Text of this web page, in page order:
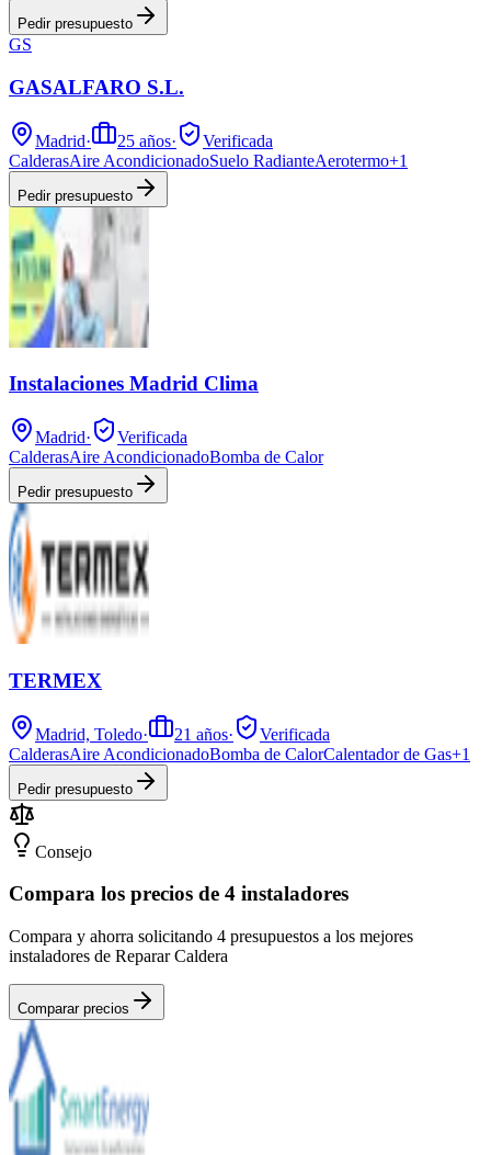
Pedir presupuesto
GS
GASALFARO S.L.
Madrid· 25 años·
Verificada
CalderasAire AcondicionadoSuelo RadianteAerotermo+1
Pedir presupuesto
Instalaciones Madrid Clima
Madrid·
Verificada
CalderasAire AcondicionadoBomba de Calor
Pedir presupuesto
TERMEX
Madrid, Toledo· 21 años·
Verificada
CalderasAire AcondicionadoBomba de CalorCalentador de Gas+1
Pedir presupuesto
Consejo
Compara los precios de 4 instaladores
Compara y ahorra solicitando 4 presupuestos a los mejores
instaladores de Reparar Caldera
Comparar precios